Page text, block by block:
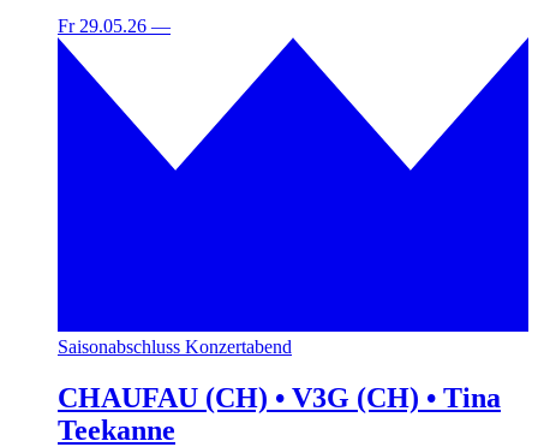
Fr 29.05.26 —
Saisonabschluss Konzertabend
CHAUFAU (CH) • V3G (CH) • Tina
Teekanne